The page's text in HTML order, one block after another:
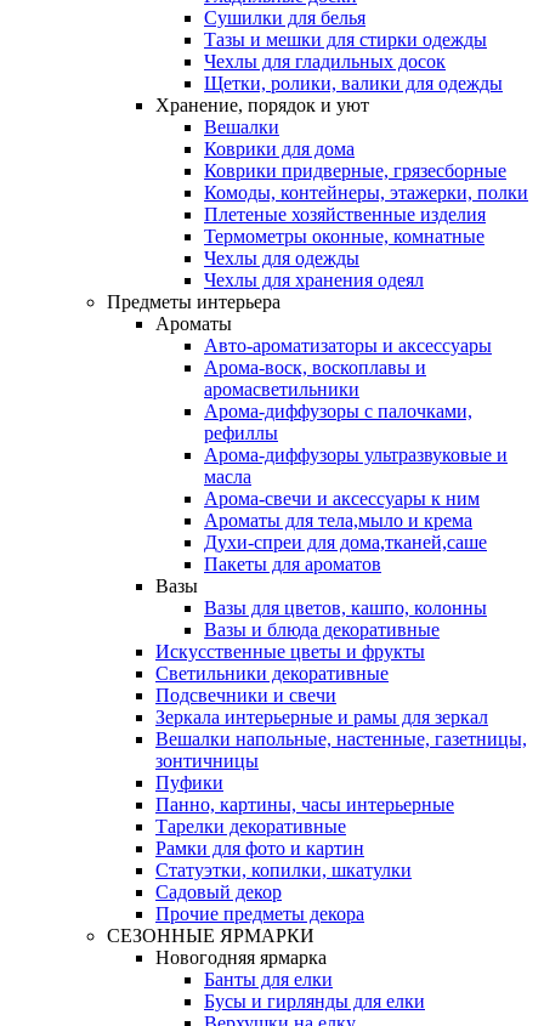
Сушилки для белья
Тазы и мешки для стирки одежды
Чехлы для гладильных досок
Щетки, ролики, валики для одежды
Хранение, порядок и уют
Вешалки
Коврики для дома
Коврики придверные, грязесборные
Комоды, контейнеры, этажерки, полки
Плетеные хозяйственные изделия
Термометры оконные, комнатные
Чехлы для одежды
Чехлы для хранения одеял
Предметы интерьера
Ароматы
Авто-ароматизаторы и аксессуары
Арома-воск, воскоплавы и
аромасветильники
Арома-диффузоры с палочками,
рефиллы
Арома-диффузоры ультразвуковые и
масла
Арома-свечи и аксессуары к ним
Ароматы для тела,мыло и крема
Духи-спреи для дома,тканей,саше
Пакеты для ароматов
Вазы
Вазы для цветов, кашпо, колонны
Вазы и блюда декоративные
Искусственные цветы и фрукты
Светильники декоративные
Подсвечники и свечи
Зеркала интерьерные и рамы для зеркал
Вешалки напольные, настенные, газетницы,
зонтичницы
Пуфики
Панно, картины, часы интерьерные
Тарелки декоративные
Рамки для фото и картин
Статуэтки, копилки, шкатулки
Садовый декор
Прочие предметы декора
СЕЗОННЫЕ ЯРМАРКИ
Новогодняя ярмарка
Банты для елки
Бусы и гирлянды для елки